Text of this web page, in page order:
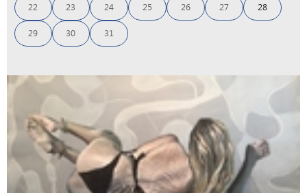
22 23 24 25 26 27 28
29 30 31